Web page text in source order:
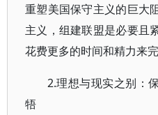
重塑美国保守主义的巨大
主义，组建联盟是必要且
花费更多的时间和精力来完
2.理想与现实之别：
牾